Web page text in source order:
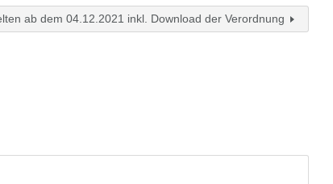
ab dem 04.12.2021 inkl. Download der Verordnung